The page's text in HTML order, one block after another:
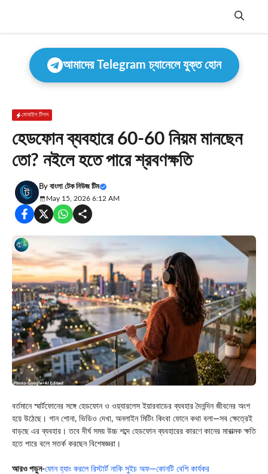
Menu
আমাদের Telegram চ্যানেলে যুক্ত হোন
মোবাইল টিপস
হেডফোন ব্যবহারে 60-60 নিয়ম মানছেন
তো? নইলে হতে পারে শ্রবণক্ষতি
By বাংলা টেক নিউজ টিম
May 15, 2026 6:12 AM
বর্তমানে স্মার্টফোনের সঙ্গে হেডফোন ও ওয়্যারলেস ইয়ারবাডের ব্যবহার দৈনন্দিন জীবনের অংশ
হয়ে উঠেছে। গান শোনা, ভিডিও দেখা, অনলাইন মিটিং কিংবা ফোনে কথা বলা—সব ক্ষেত্রেই
বাড়ছে এর ব্যবহার। তবে দীর্ঘ সময় উচ্চ শব্দে হেডফোন ব্যবহারের কারণে কানের মারাত্মক ক্ষতি
হতে পারে বলে সতর্ক করছেন বিশেষজ্ঞরা।
আরও পড়ুন-ফোন হ্যাং করলে রিস্টার্ট নাকি সুইচ অফ—কোনটি বেশি কার্যকর